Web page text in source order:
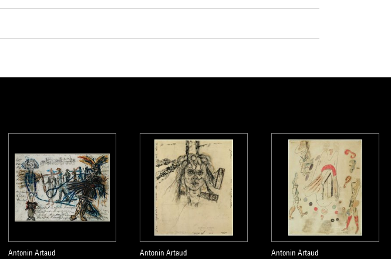
Antonin Artaud
Antonin Artaud
Antonin Artaud